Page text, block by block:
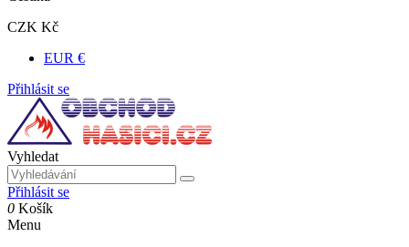
CZK Kč
EUR €
Přihlásit se
Vyhledat
Přihlásit se
0 Košík
Menu